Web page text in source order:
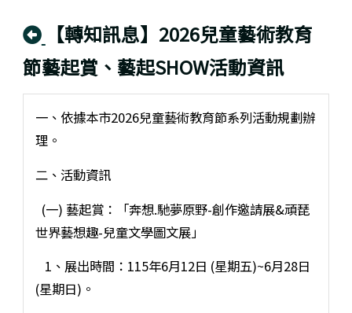
回上頁
【轉知訊息】2026兒童藝術教育
節藝起賞、藝起SHOW活動資訊
一、依據本市2026兒童藝術教育節系列活動規劃辦
理。
二、活動資訊
(一) 藝起賞：「奔想.馳夢原野-創作邀請展&頑琵
世界藝想趣-兒童文學圖文展」
1、展出時間：115年6月12日 (星期五)~6月28日
(星期日)。